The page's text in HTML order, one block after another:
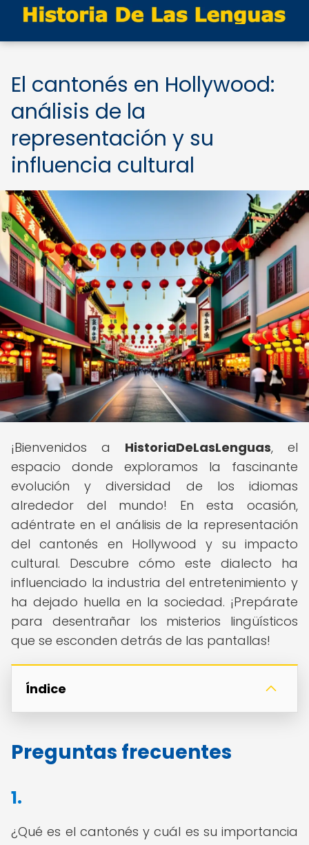
El cantonés en Hollywood:
análisis de la
representación y su
influencia cultural
¡Bienvenidos a HistoriaDeLasLenguas, el
espacio donde exploramos la fascinante
evolución y diversidad de los idiomas
alrededor del mundo! En esta ocasión,
adéntrate en el análisis de la representación
del cantonés en Hollywood y su impacto
cultural. Descubre cómo este dialecto ha
influenciado la industria del entretenimiento y
ha dejado huella en la sociedad. ¡Prepárate
para desentrañar los misterios lingüísticos
que se esconden detrás de las pantallas!
Índice
Preguntas frecuentes
1.
¿Qué es el cantonés y cuál es su importancia